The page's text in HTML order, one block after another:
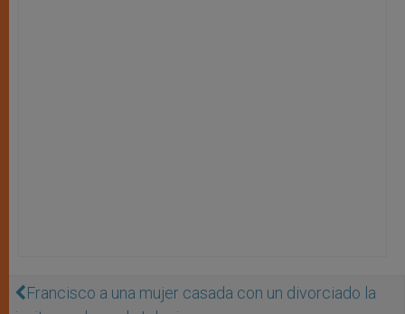
Francisco a una mujer casada con un divorciado la